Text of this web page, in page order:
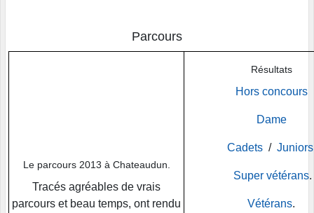
Parcours
Le parcours 2013 à Chateaudun.
Tracés agréables de vrais
parcours et beau temps, ont rendu
Résultats
Hors concours
Dame
Cadets/ Juniors
Super vétérans.
Vétérans.